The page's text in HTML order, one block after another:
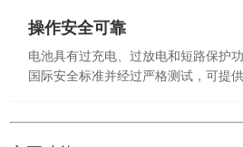
操作安全可靠
电池具有过充电、过放电和短路保护
国际安全标准并经过严格测试，可提